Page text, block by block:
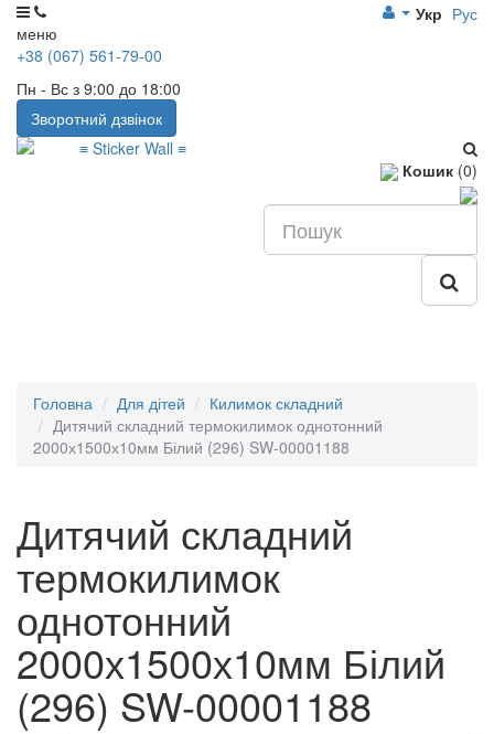
меню
Укр Рус
+38 (067) 561-79-00
Пн - Вс з 9:00 до 18:00
Зворотний дзвінок
Кошик (0)
Головна Для дітей
Килимок складний
Дитячий складний термокилимок однотонний
2000х1500х10мм Білий (296) SW-00001188
Дитячий складний
термокилимок
однотонний
2000х1500х10мм Білий
(296) SW-00001188